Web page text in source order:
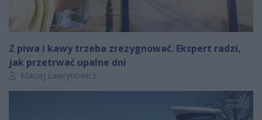
Z piwa i kawy trzeba zrezygnować. Ekspert radzi,
jak przetrwać upalne dni
Autor artykułu:
Maciej Ławrynowicz